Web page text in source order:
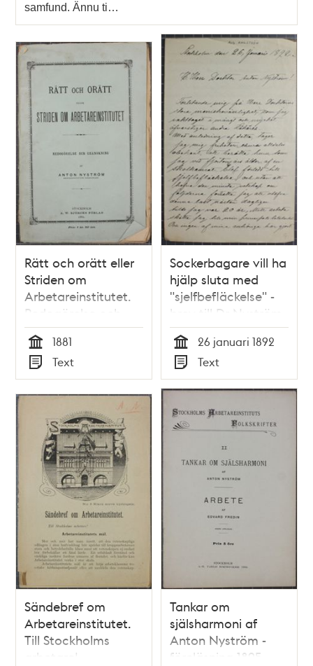
samfund. Ännu ti…
Rätt och orätt eller
Striden om
Arbetareinstitutet.
Redogörelse och
granskning af Anton
Nyström,
Arbetareinstitutets
föreståndare.
Tid
1881
Typ
Text
Sockerbagare vill ha
hjälp sluta med
"sjelfbefläckelse" -
brev till Dr Nyström
1892
Tid
26 januari 1892
Typ
Text
Sändebref om
Arbetareinstitutet.
Till Stockholms
arbetare!
Tankar om
själsharmoni af
Anton Nyström -
föreläsning 1895